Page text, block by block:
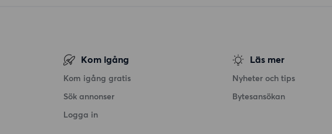
Kom igång
Kom igång gratis
Sök annonser
Logga in
Läs mer
Nyheter och tips
Bytesansökan